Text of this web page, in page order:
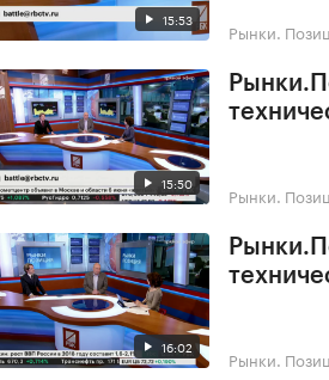
15:53 Рынки.
15:50 Рынки.
16:02 Рынки.